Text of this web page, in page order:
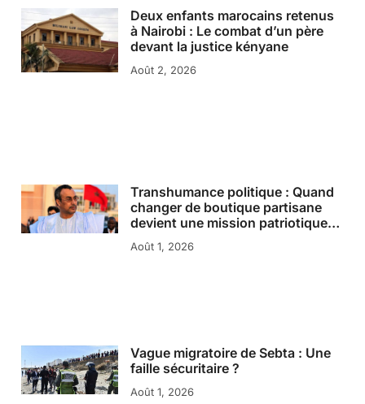
Deux enfants marocains retenus
à Nairobi : Le combat d’un père
devant la justice kényane
Août 2, 2026
Transhumance politique : Quand
changer de boutique partisane
devient une mission patriotique…
Août 1, 2026
Vague migratoire de Sebta : Une
faille sécuritaire ?
Août 1, 2026